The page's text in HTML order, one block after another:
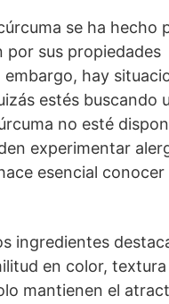
se ha hecho
por sus propiedades
hay
estés buscando
no esté
experimentar
esencial
ingredientes
en color,
mantienen el